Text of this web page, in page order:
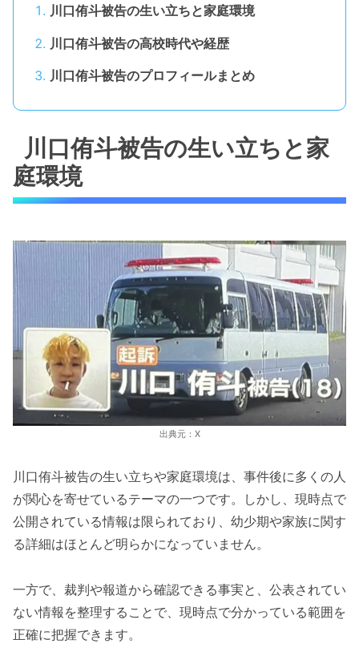
川口侑斗被告の生い立ちと家庭環境
川口侑斗被告の高校時代や経歴
川口侑斗被告のプロフィールまとめ
川口侑斗被告の生い立ちと家
庭環境
出典元：X
川口侑斗被告の生い立ちや家庭環境は、事件後に多くの人
が関心を寄せているテーマの一つです。しかし、現時点で
公開されている情報は限られており、幼少期や家族に関す
る詳細はほとんど明らかになっていません。
一方で、裁判や報道から確認できる事実と、公表されてい
ない情報を整理することで、現時点で分かっている範囲を
正確に把握できます。